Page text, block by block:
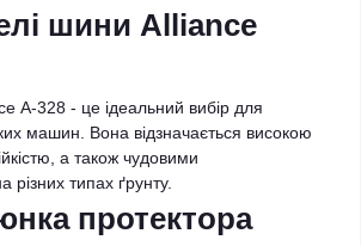
шини Alliance
А-328 - це ідеальний вибір для
машин. Вона відзначається високою
а також чудовими
різних типах ґрунту.
протектора